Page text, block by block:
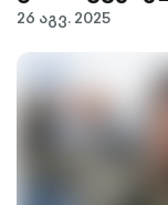
26 აგვ. 2025